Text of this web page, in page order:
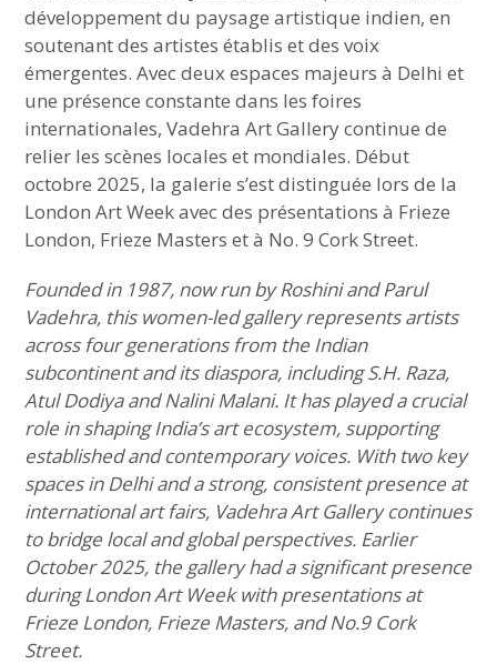
développement du paysage artistique indien, en
soutenant des artistes établis et des voix
émergentes. Avec deux espaces majeurs à Delhi et
une présence constante dans les foires
internationales, Vadehra Art Gallery continue de
relier les scènes locales et mondiales. Début
octobre 2025, la galerie s’est distinguée lors de la
London Art Week avec des présentations à Frieze
London, Frieze Masters et à No. 9 Cork Street.
Founded in 1987, now run by Roshini and Parul
Vadehra, this women-led gallery represents artists
across four generations from the Indian
subcontinent and its diaspora, including S.H. Raza,
Atul Dodiya and Nalini Malani. It has played a crucial
role in shaping India’s art ecosystem, supporting
established and contemporary voices. With two key
spaces in Delhi and a strong, consistent presence at
international art fairs, Vadehra Art Gallery continues
to bridge local and global perspectives. Earlier
October 2025, the gallery had a significant presence
during London Art Week with presentations at
Frieze London, Frieze Masters, and No.9 Cork
Street.